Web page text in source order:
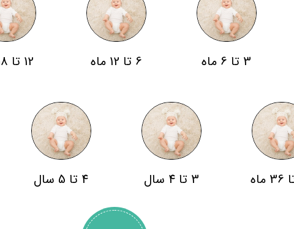
3 تا 6 ماه 6 تا 12 ماه 12 تا 18 ماه
3 تا 4 سال 4 تا 5 سال